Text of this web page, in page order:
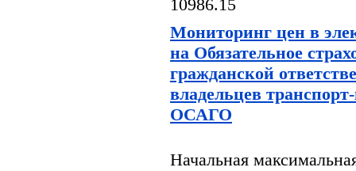
10986.15
Мониторинг цен в
на Обязательное
гражданской
владельцев
ОСАГО
Начальная